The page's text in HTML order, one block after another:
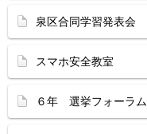
泉区合同学習発表会
スマホ安全教室
６年 選挙フォーラム